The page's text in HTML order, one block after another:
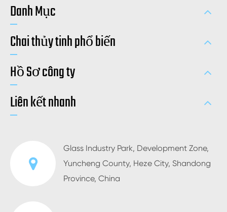
Danh Mục
Chai thủy tinh phổ biến
Hồ Sơ công ty
Liên kết nhanh
Glass Industry Park, Development Zone,
Yuncheng County, Heze City, Shandong
Province, China